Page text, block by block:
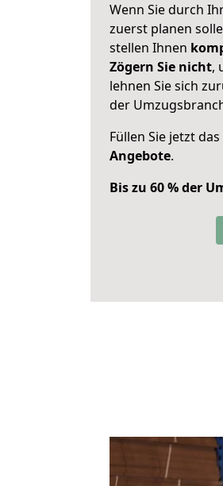
Wenn Sie durch
zuerst planen
stellen Ihnen
Zögern Sie nicht,
lehnen Sie sich
der
Füllen Sie jetzt
Angebote.
Bis zu 60 % der